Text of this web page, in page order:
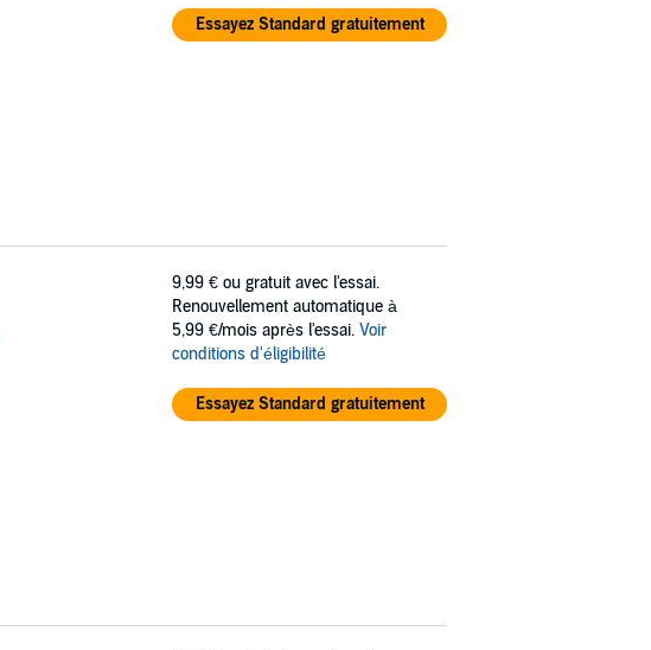
Essayez Standard gratuitement
9,99 € ou gratuit avec l'essai.
Renouvellement automatique à
5,99 €/mois après l'essai. Voir
conditions d'éligibilité
Essayez Standard gratuitement